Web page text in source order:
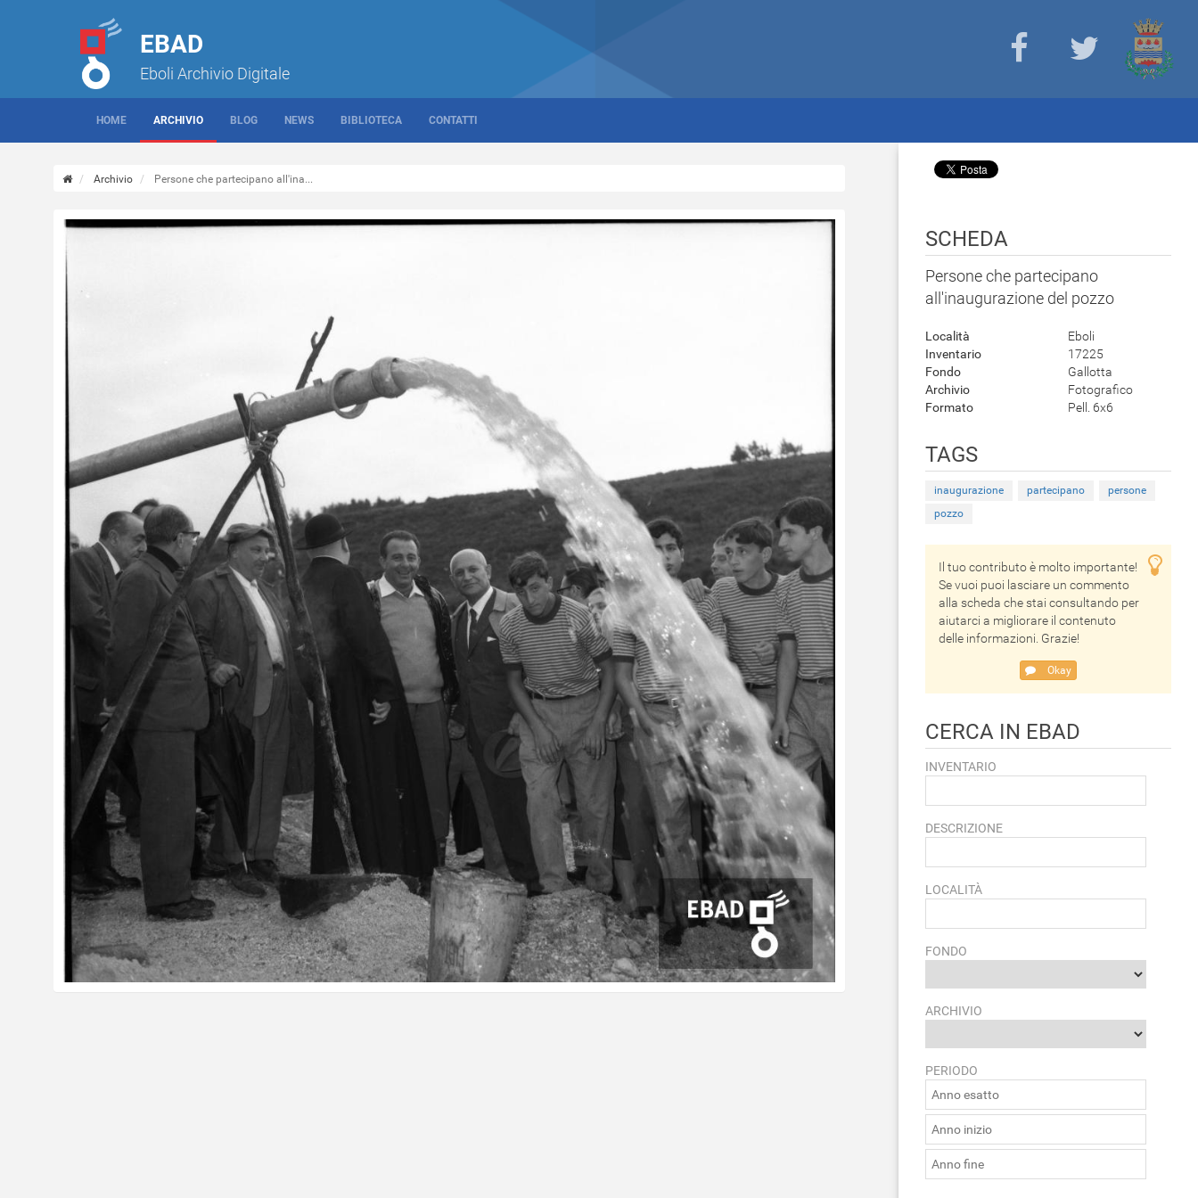
EBAD
Eboli Archivio Digitale
HOME ARCHIVIO BLOG NEWS BIBLIOTECA CONTATTI
Archivio Persone che partecipano all'ina...
SCHEDA
Persone che partecipano
all'inaugurazione del pozzo
Località
Eboli
Inventario
17225
Fondo
Gallotta
Archivio
Fotografico
Formato
Pell. 6x6
TAGS
inaugurazione partecipano
persone
pozzo
Il tuo contributo è molto importante!
Se vuoi puoi lasciare un commento
alla scheda che stai consultando per
aiutarci a migliorare il contenuto
delle informazioni. Grazie!
Okay
CERCA IN EBAD
INVENTARIO
DESCRIZIONE
LOCALITÀ
FONDO
ARCHIVIO
PERIODO